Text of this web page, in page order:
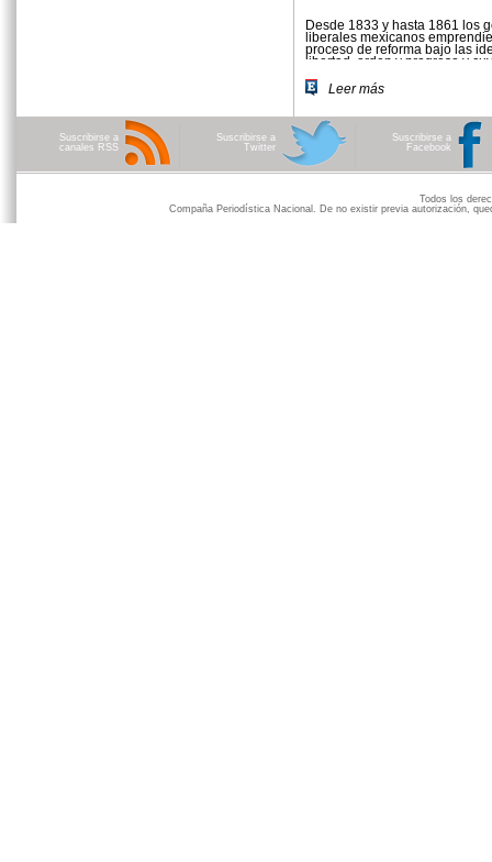
Desde 1833 y hasta 1861 los
liberales mexicanos
proceso de reforma bajo las
libertad, orden y progreso y
fortalce...
Leer más
Suscribirse a
canales RSS
Suscribirse a
Twitter
Suscribirse a
Facebook
Todos los
Compaña Periodística Nacional. De no existir previa autorización,